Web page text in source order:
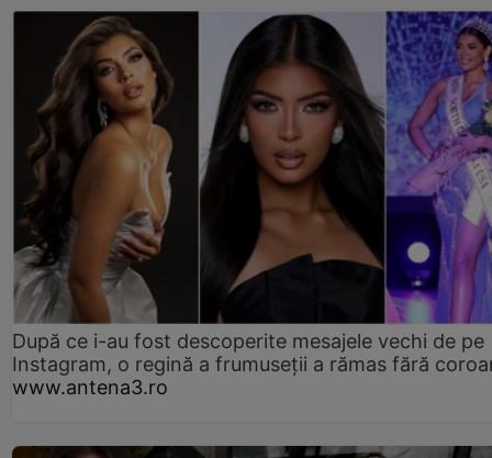
După ce i-au fost descoperite mesajele vechi de pe
Instagram, o regină a frumuseții a rămas fără
www.antena3.ro